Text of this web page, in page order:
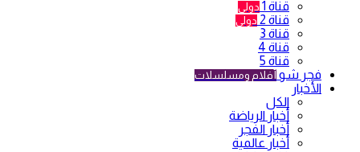
قناة 1 دولي
قناة 2 دولي
قناة 3
قناة 4
قناة 5
فجر شو أفلام ومسلسلات
الأخبار
الكل
أخبار الرياضة
أخبار الفجر
أخبار عالمية